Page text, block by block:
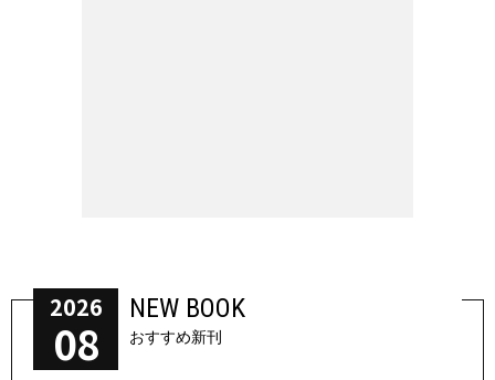
2026
08
NEW BOOK
おすすめ新刊